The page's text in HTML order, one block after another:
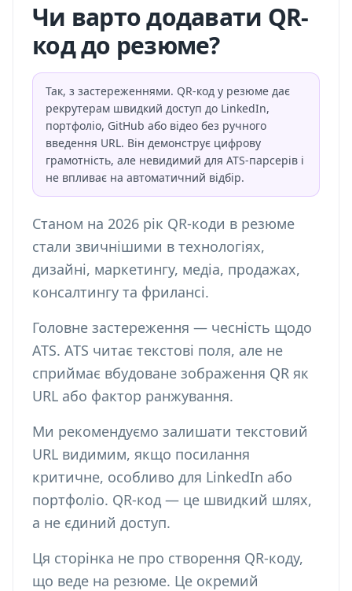
Чи варто додавати QR-
код до резюме?
Так, з застереженнями. QR-код у резюме дає
рекрутерам швидкий доступ до LinkedIn,
портфоліо, GitHub або відео без ручного
введення URL. Він демонструє цифрову
грамотність, але невидимий для ATS-парсерів і
не впливає на автоматичний відбір.
Станом на 2026 рік QR-коди в резюме
стали звичнішими в технологіях,
дизайні, маркетингу, медіа, продажах,
консалтингу та фрилансі.
Головне застереження — чесність щодо
ATS. ATS читає текстові поля, але не
сприймає вбудоване зображення QR як
URL або фактор ранжування.
Ми рекомендуємо залишати текстовий
URL видимим, якщо посилання
критичне, особливо для LinkedIn або
портфоліо. QR-код — це швидкий шлях,
а не єдиний доступ.
Ця сторінка не про створення QR-коду,
що веде на резюме. Це окремий